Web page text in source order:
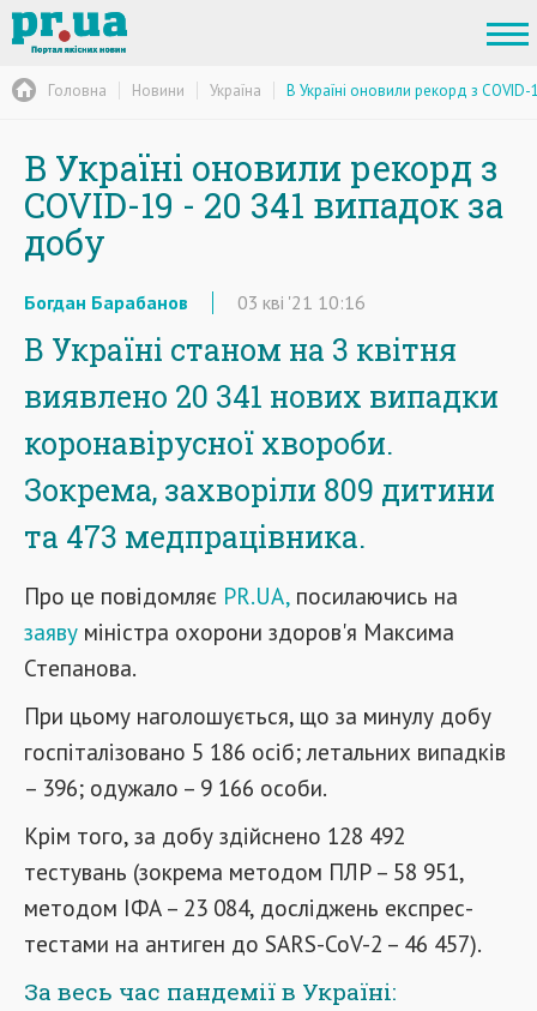
Головна Новини Україна В Україні оновили рекорд з
В Україні оновили рекорд з
COVID-19 - 20 341 випадок за
добу
Богдан Барабанов 03 кві '21 10:16
В Україні станом на 3 квітня
виявлено 20 341 нових випадки
коронавірусної хвороби.
Зокрема, захворіли 809 дитини
та 473 медпрацівника.
Про це повідомляє PR.UA, посилаючись на
заяву міністра охорони здоров'я Максима
Степанова.
При цьому наголошується, що за минулу добу
госпіталізовано 5 186 осіб; летальних випадків
– 396; одужало – 9 166 особи.
Крім того, за добу здійснено 128 492
тестувань (зокрема методом ПЛР – 58 951,
методом ІФА – 23 084, досліджень експрес-
тестами на антиген до SARS-CoV-2 – 46 457).
За весь час пандемії в Україні: